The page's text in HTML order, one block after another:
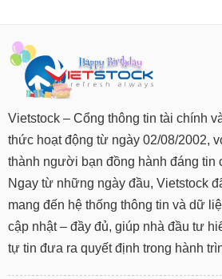
Vietstock – Cổng thông tin tài chính
thức hoạt động từ ngày 02/08/2002,
thành người bạn đồng hành đáng tin
Ngay từ những ngày đầu, Vietstock
mang đến hệ thống thông tin và dữ
cập nhật – đầy đủ, giúp nhà đầu tư
tự tin đưa ra quyết định trong hành